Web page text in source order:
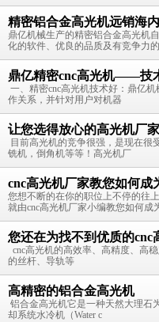
精密铝合金高光机远销海
鼎亿机械生产的精密铝合金高光机
化的软件、优良的品质及有竞争力
鼎亿精密cnc高光机——技
一、精密cnc高光机技术好：鼎亿
作关系，并针对用户对机器
让您选得放心的高光机厂
目前高光机的竞争很强，是现在很
铣机，倒角机等等！高光机厂
cnc高光机厂家教您如何成
您想不断的在你的职位上不停的往
就由cnc高光机厂家小编教您如何成
您还在为找不到优质的cnc
cnc高光机的高效率、高精度、高
的丝杆、导轨等
高精密的铝合金高光机
铝合金高光机它是一种天然大理石
却系统水冷机（Water c